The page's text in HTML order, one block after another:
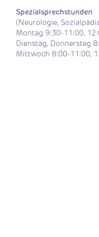
Spezialsprechstunden
(Neurologie,
Montag 9:30-11:00,
Dienstag, Donnerstag
Mittwoch 8:00-11:00,